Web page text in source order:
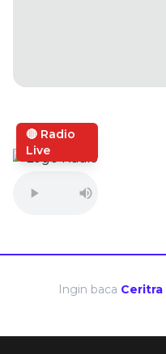
🔴 Radio
Live
Ingin baca Ceritra